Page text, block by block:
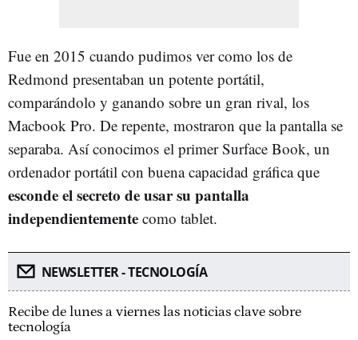
Fue en 2015 cuando pudimos ver como los de
Redmond presentaban un potente portátil,
comparándolo y ganando sobre un gran rival, los
Macbook Pro. De repente, mostraron que la pantalla se
separaba. Así conocimos el primer Surface Book, un
ordenador portátil con buena capacidad gráfica que
esconde el secreto de usar su pantalla
independientemente como tablet.
NEWSLETTER - TECNOLOGÍA
Recibe de lunes a viernes las noticias clave sobre
tecnología